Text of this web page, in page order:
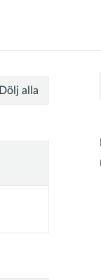
Dölj alla